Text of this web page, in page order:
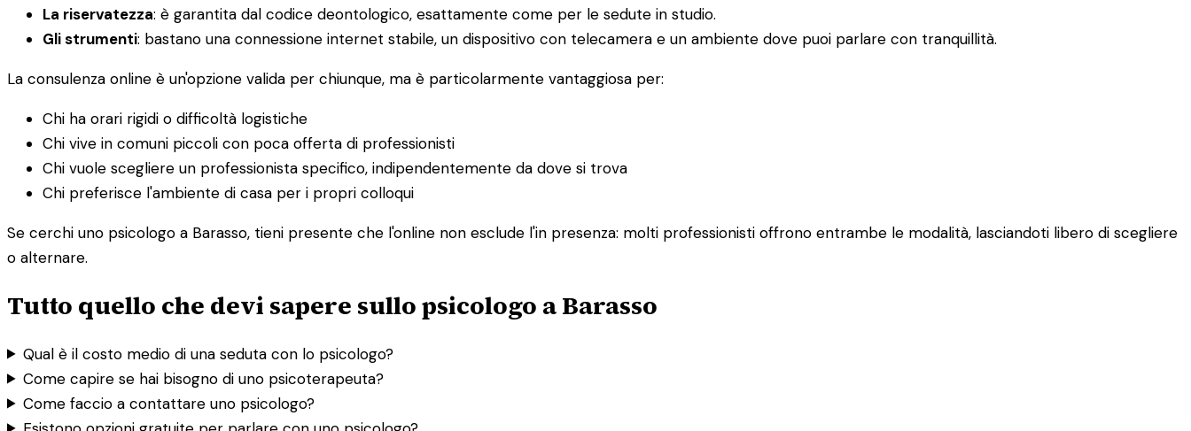
La riservatezza: è garantita dal codice deontologico, esattamente come per le sedute in studio.
Gli strumenti: bastano una connessione internet stabile, un dispositivo con telecamera e un ambiente dove puoi parlare con tranquillità.
La consulenza online è un'opzione valida per chiunque, ma è particolarmente vantaggiosa per:
Chi ha orari rigidi o difficoltà logistiche
Chi vive in comuni piccoli con poca offerta di professionisti
Chi vuole scegliere un professionista specifico, indipendentemente da dove si trova
Chi preferisce l'ambiente di casa per i propri colloqui
Se cerchi uno psicologo a Barasso, tieni presente che l'online non esclude l'in presenza: molti professionisti offrono entrambe le modalità, lasciandoti libero di scegliere
o alternare.
Tutto quello che devi sapere sullo psicologo a Barasso
Qual è il costo medio di una seduta con lo psicologo?
Come capire se hai bisogno di uno psicoterapeuta?
Come faccio a contattare uno psicologo?